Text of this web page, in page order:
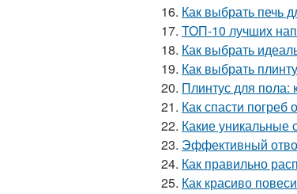
16. Как выбрать печь
17. ТОП-10 лучших
18. Как выбрать
19. Как выбрать
20. Плинтус для пола:
21. Как спасти
22. Какие уникальные
23. Эффективный
24. Как правильно
25. Как красиво